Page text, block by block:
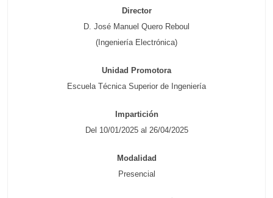
Director
D. José Manuel Quero Reboul
(Ingeniería Electrónica)
Unidad Promotora
Escuela Técnica Superior de Ingeniería
Impartición
Del 10/01/2025 al 26/04/2025
Modalidad
Presencial